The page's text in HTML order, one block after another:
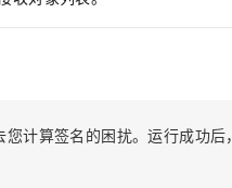
您计算签名的困扰。运行成功
Wan2.7-
的 K8s 服务 云原生的云
码 AI助力短剧
Ubuntu